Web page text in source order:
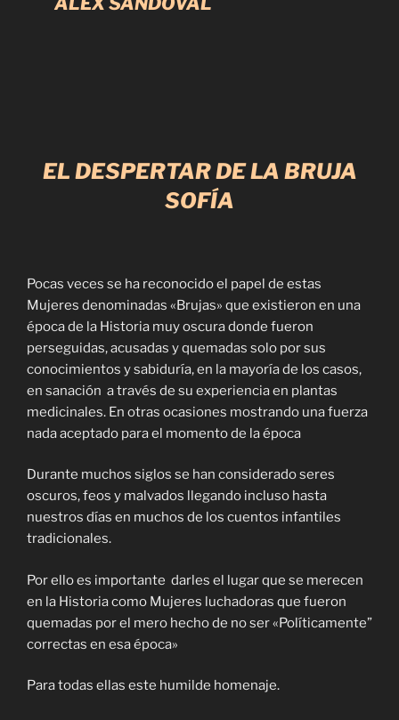
EL DESPERTAR DE LA BRUJA
SOFÍA
Pocas veces se ha reconocido el papel de estas
Mujeres denominadas «Brujas» que existieron en una
época de la Historia muy oscura donde fueron
perseguidas, acusadas y quemadas solo por sus
conocimientos y sabiduría, en la mayoría de los casos,
en sanación a través de su experiencia en plantas
medicinales. En otras ocasiones mostrando una fuerza
nada aceptado para el momento de la época
Durante muchos siglos se han considerado seres
oscuros, feos y malvados llegando incluso hasta
nuestros días en muchos de los cuentos infantiles
tradicionales.
Por ello es importante darles el lugar que se merecen
en la Historia como Mujeres luchadoras que fueron
quemadas por el mero hecho de no ser «Políticamente”
correctas en esa época»
Para todas ellas este humilde homenaje.